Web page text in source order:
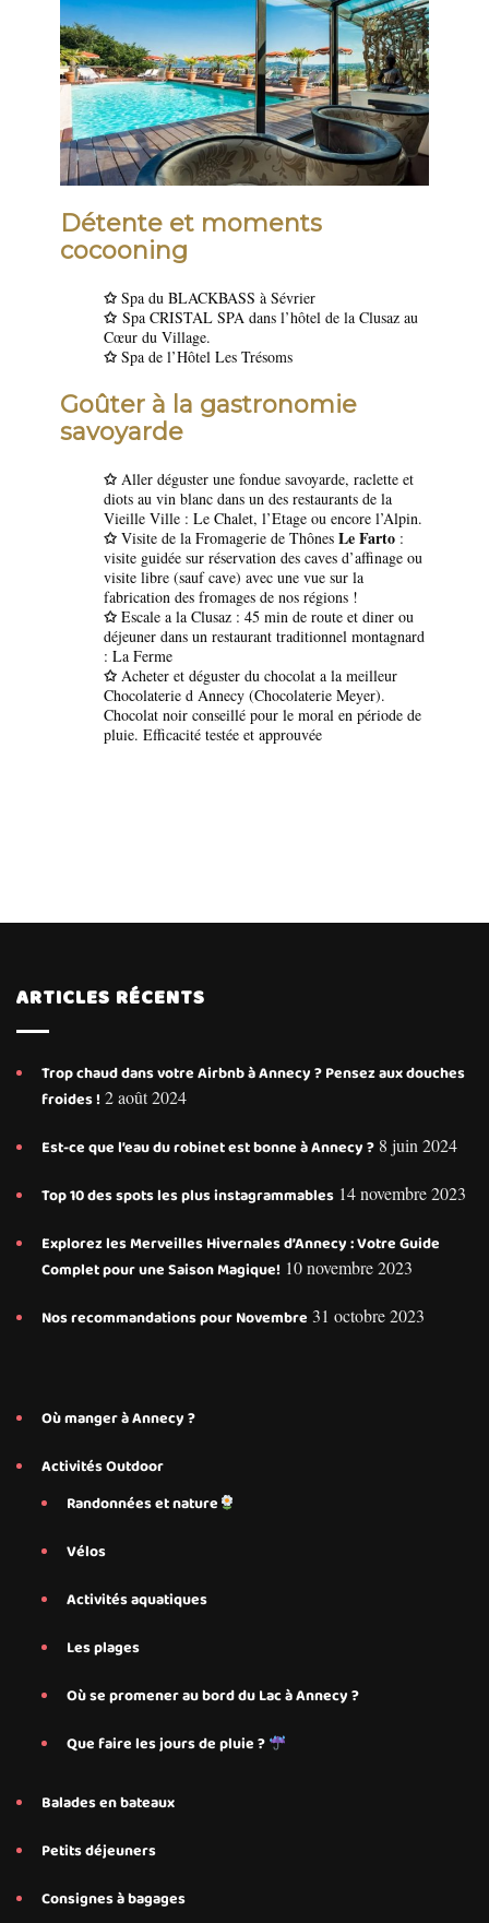
Détente et moments
cocooning
✩ Spa du BLACKBASS à Sévrier
✩ Spa CRISTAL SPA dans l’hôtel de la Clusaz au
Cœur du Village.
✩ Spa de l’Hôtel Les Trésoms
Goûter à la gastronomie
savoyarde
✩ Aller déguster une fondue savoyarde, raclette et
diots au vin blanc dans un des restaurants de la
Vieille Ville : Le Chalet, l’Etage ou encore l’Alpin.
✩ Visite de la Fromagerie de Thônes Le Farto :
visite guidée sur réservation des caves d’affinage ou
visite libre (sauf cave) avec une vue sur la
fabrication des fromages de nos régions !
✩ Escale a la Clusaz : 45 min de route et diner ou
déjeuner dans un restaurant traditionnel montagnard
: La Ferme
✩ Acheter et déguster du chocolat a la meilleur
Chocolaterie d Annecy (Chocolaterie Meyer).
Chocolat noir conseillé pour le moral en période de
pluie. Efficacité testée et approuvée
ARTICLES RÉCENTS
Trop chaud dans votre Airbnb à Annecy ? Pensez aux douches
froides ! 2 août 2024
Est-ce que l’eau du robinet est bonne à Annecy ? 8 juin 2024
Top 10 des spots les plus instagrammables 14 novembre 2023
Explorez les Merveilles Hivernales d’Annecy : Votre Guide
Complet pour une Saison Magique! 10 novembre 2023
Nos recommandations pour Novembre 31 octobre 2023
Où manger à Annecy ?
Activités Outdoor
Randonnées et nature
Vélos
Activités aquatiques
Les plages
Où se promener au bord du Lac à Annecy ?
Que faire les jours de pluie ?
Balades en bateaux
Petits déjeuners
Consignes à bagages